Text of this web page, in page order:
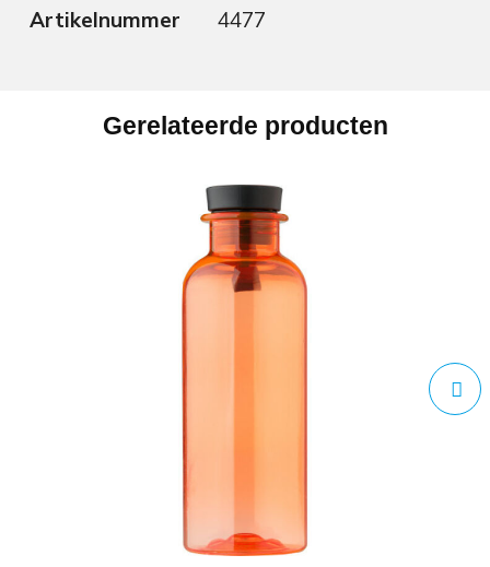
Artikelnummer 4477
Gerelateerde producten